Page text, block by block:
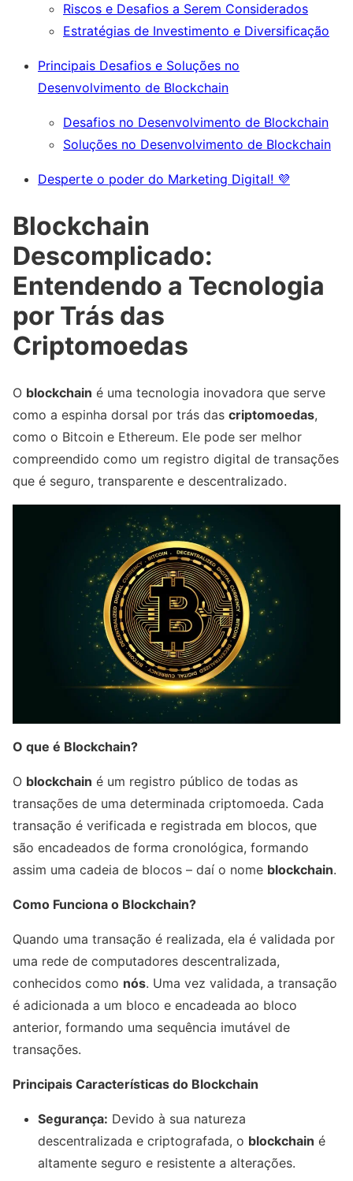
Riscos e Desafios a Serem Considerados
Estratégias de Investimento e Diversificação
Principais Desafios e Soluções no
Desenvolvimento de Blockchain
Desafios no Desenvolvimento de Blockchain
Soluções no Desenvolvimento de Blockchain
Desperte o poder do Marketing Digital! 💜
Blockchain
Descomplicado:
Entendendo a Tecnologia
por Trás das
Criptomoedas
O blockchain é uma tecnologia inovadora que serve
como a espinha dorsal por trás das criptomoedas,
como o Bitcoin e Ethereum. Ele pode ser melhor
compreendido como um registro digital de transações
que é seguro, transparente e descentralizado.
O que é Blockchain?
O blockchain é um registro público de todas as
transações de uma determinada criptomoeda. Cada
transação é verificada e registrada em blocos, que
são encadeados de forma cronológica, formando
assim uma cadeia de blocos – daí o nome blockchain.
Como Funciona o Blockchain?
Quando uma transação é realizada, ela é validada por
uma rede de computadores descentralizada,
conhecidos como nós. Uma vez validada, a transação
é adicionada a um bloco e encadeada ao bloco
anterior, formando uma sequência imutável de
transações.
Principais Características do Blockchain
Segurança: Devido à sua natureza
descentralizada e criptografada, o blockchain é
altamente seguro e resistente a alterações.